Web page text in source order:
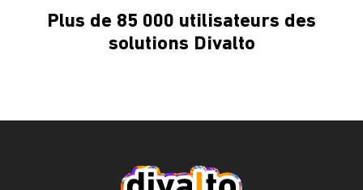
Plus de 85 000 utilisateurs des
solutions Divalto